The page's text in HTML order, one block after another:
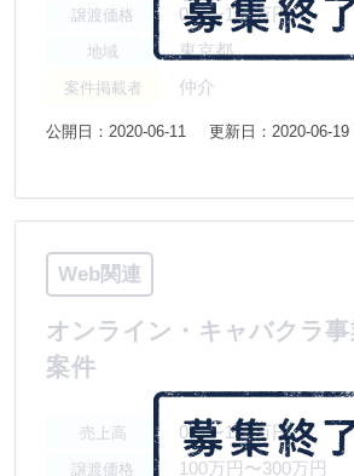
譲渡価格 0円〜100万円
地域 東京都
案件掲載者 仲介
公開日：2020-06-11 更新日：2020-06-19
Web関連
オンライン・キャバクラ
案件
売上高 0円〜100万円
譲渡価格 100万円〜300万円